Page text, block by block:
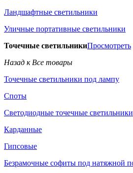
Ландшафтные светильники
Уличные портативные светильники
Точечные светильникиПросмотреть
Назад к Все товары
Точечные светильники под лампу
Споты
Светодиодные точечные светильники
Карданные
Гипсовые
Безрамочные софиты под натяжной